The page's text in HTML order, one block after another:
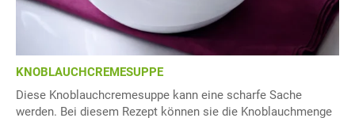
KNOBLAUCHCREMESUPPE
Diese Knoblauchcremesuppe kann eine scharfe Sache
werden. Bei diesem Rezept können sie die Knoblauchmenge